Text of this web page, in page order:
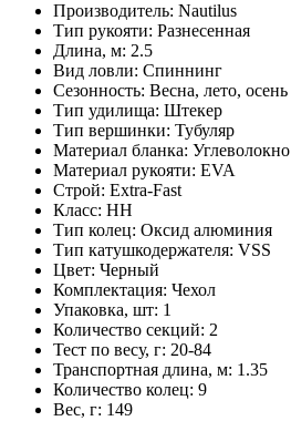
Производитель: Nautilus
Тип рукояти: Разнесенная
Длина, м: 2.5
Вид ловли: Спиннинг
Сезонность: Весна, лето, осень
Тип удилища: Штекер
Тип вершинки: Тубуляр
Материал бланка: Углеволокно
Материал рукояти: EVA
Строй: Extra-Fast
Класс: HH
Тип колец: Оксид алюминия
Тип катушкодержателя: VSS
Цвет: Черный
Комплектация: Чехол
Упаковка, шт: 1
Количество секций: 2
Тест по весу, г: 20-84
Транспортная длина, м: 1.35
Количество колец: 9
Вес, г: 149